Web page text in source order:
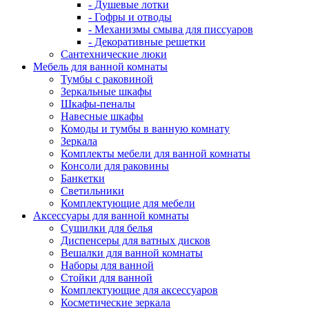
- Душевые лотки
- Гофры и отводы
- Механизмы смыва для писсуаров
- Декоративные решетки
Сантехнические люки
Мебель для ванной комнаты
Тумбы с раковиной
Зеркальные шкафы
Шкафы-пеналы
Навесные шкафы
Комоды и тумбы в ванную комнату
Зеркала
Комплекты мебели для ванной комнаты
Консоли для раковины
Банкетки
Светильники
Комплектующие для мебели
Аксессуары для ванной комнаты
Сушилки для белья
Диспенсеры для ватных дисков
Вешалки для ванной комнаты
Наборы для ванной
Стойки для ванной
Комплектующие для аксессуаров
Косметические зеркала